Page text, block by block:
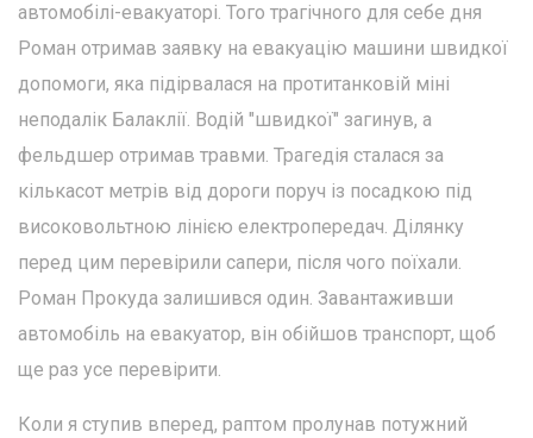
автомобілі-евакуаторі. Того трагічного для себе дня
Роман отримав заявку на евакуацію машини швидкої
допомоги, яка підірвалася на протитанковій міні
неподалік Балаклії. Водій "швидкої" загинув, а
фельдшер отримав травми. Трагедія сталася за
кількасот метрів від дороги поруч із посадкою під
високовольтною лінією електропередач. Ділянку
перед цим перевірили сапери, після чого поїхали.
Роман Прокуда залишився один. Завантаживши
автомобіль на евакуатор, він обійшов транспорт, щоб
ще раз усе перевірити.
Коли я ступив вперед, раптом пролунав потужний